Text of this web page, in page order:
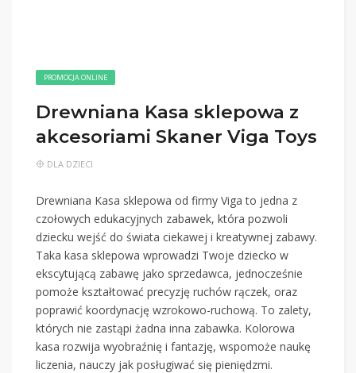
PROMOCJA ONLINE
Drewniana Kasa sklepowa z
akcesoriami Skaner Viga Toys
DLA DZIECI
Drewniana Kasa sklepowa od firmy Viga to jedna z
czołowych edukacyjnych zabawek, która pozwoli
dziecku wejść do świata ciekawej i kreatywnej zabawy.
Taka kasa sklepowa wprowadzi Twoje dziecko w
ekscytującą zabawę jako sprzedawca, jednocześnie
pomoże kształtować precyzję ruchów rączek, oraz
poprawić koordynację wzrokowo-ruchową. To zalety,
których nie zastąpi żadna inna zabawka. Kolorowa
kasa rozwija wyobraźnię i fantazję, wspomoże naukę
liczenia, nauczy jak posługiwać się pieniędzmi.